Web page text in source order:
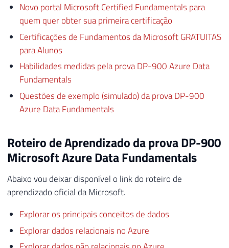
Novo portal Microsoft Certified Fundamentals para
quem quer obter sua primeira certificação
Certificações de Fundamentos da Microsoft GRATUITAS
para Alunos
Habilidades medidas pela prova DP-900 Azure Data
Fundamentals
Questões de exemplo (simulado) da prova DP-900
Azure Data Fundamentals
Roteiro de Aprendizado da prova DP-900
Microsoft Azure Data Fundamentals
Abaixo vou deixar disponível o link do roteiro de
aprendizado oficial da Microsoft.
Explorar os principais conceitos de dados
Explorar dados relacionais no Azure